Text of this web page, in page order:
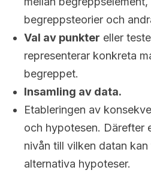
begreppsteorier och
Val av punkter eller
representerar konkreta
begreppet.
Insamling av data.
Etableringen av
och hypotesen. Därefter
nivån till vilken datan
alternativa hypoteser.